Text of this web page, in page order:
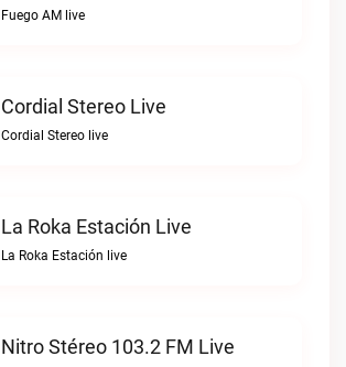
Fuego AM live
Cordial Stereo Live
Cordial Stereo live
La Roka Estación Live
La Roka Estación live
Nitro Stéreo 103.2 FM Live